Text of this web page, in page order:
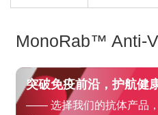
MonoRab™ Anti-
突破免疫前沿，护航健
—— 选择我们的抗体产品